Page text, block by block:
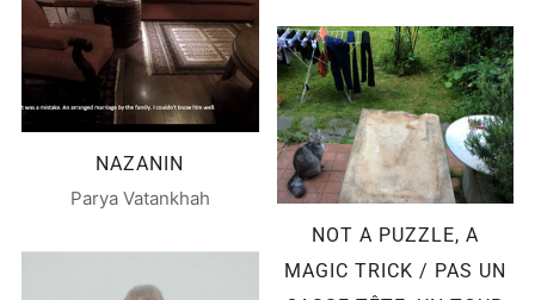
NAZANIN
Parya Vatankhah
NOT A PUZZLE, A
MAGIC TRICK / PAS UN